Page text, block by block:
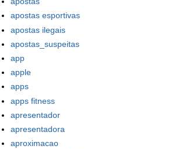
apostas esportivas
apostas ilegais
apostas_suspeitas
app
apple
apps
apps fitness
apresentador
apresentadora
aproximacao